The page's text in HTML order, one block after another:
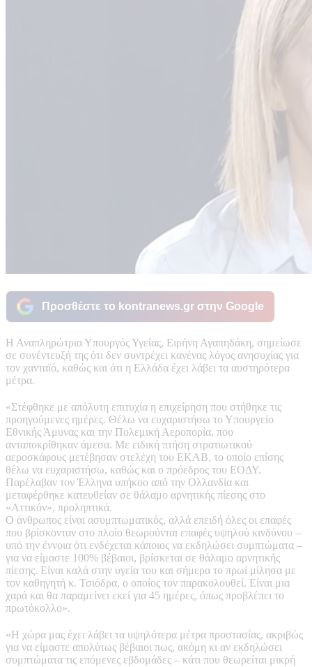
Προσθέστε το kontranews.gr στην Google
Η Αναπληρώτρια Υπουργός Υγείας, Ειρήνη Αγαπηδάκη, σημείωσε
σε συνέντευξή της ότι δεν συντρέχει κανένας λόγος ανησυχίας για
τον χανταϊό, καθώς και ότι η Ελλάδα έχει λάβει τα αυστηρότερα
μέτρα.
«Στέφθηκε με απόλυτη επιτυχία η επιχείρηση που στήθηκε τις
προηγούμενες ημέρες. Θέλω να ευχαριστήσω το Υπουργείο
Εθνικής Άμυνας και την Πολεμική Αεροπορία, που
ανταποκρίθηκαν άμεσα. Με ειδική πτήση στρατιωτικού
αεροσκάφους μετέβησαν στελέχη του ΕΚΑΒ, το οποίο επίσης
θέλω να ευχαριστήσω, καθώς και ο πρόεδρος του ΕΟΔΥ.
Παρέλαβαν τον Έλληνα υπήκοο από την Ολλανδία και
μεταφέρθηκε κατευθείαν σε θάλαμο αρνητικής πίεσης στο
«Αττικόν», προληπτικά.
Ο άνθρωπος είναι ασυμπτωματικός, αλλά επειδή όλες οι επαφές
που βρίσκονταν στο πλοίο θεωρούνται επαφές υψηλού κινδύνου –
υπό την έννοια ότι ενδέχεται κάποιος να εκδηλώσει συμπτώματα –
για να είμαστε 100% βέβαιοι, βρίσκεται σε θάλαμο αρνητικής
πίεσης. Είναι καλά στην υγεία του και σήμερα το πρωί μίλησα με
τον καθηγητή κ. Τσιόδρα, ο οποίος τον παρακολουθεί. Είναι μια
χαρά και θα παραμείνει εκεί για 45 ημέρες, όπως προβλέπει το
πρωτόκολλο».
«Η χώρα μας έχει λάβει τα υψηλότερα μέτρα προστασίας, ακριβώς
για να είμαστε απολύτως βέβαιοι πως, ακόμη κι αν εκδηλώσει
συμπτώματα τις επόμενες εβδομάδες – κάτι που θεωρείται μικρή